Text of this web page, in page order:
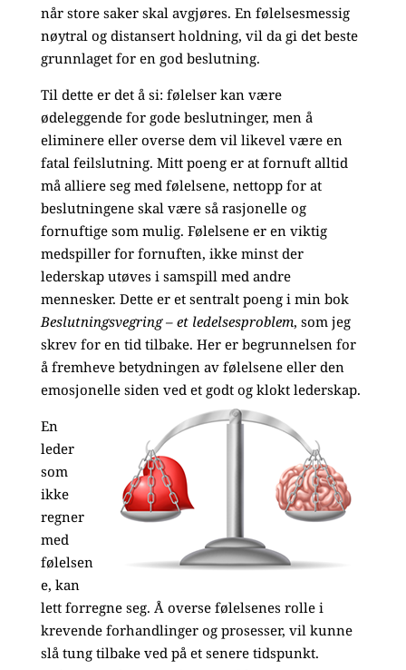
når store saker skal avgjøres. En følelsesmessig
nøytral og distansert holdning, vil da gi det beste
grunnlaget for en god beslutning.
Til dette er det å si: følelser kan være
ødeleggende for gode beslutninger, men å
eliminere eller overse dem vil likevel være en
fatal feilslutning. Mitt poeng er at fornuft alltid
må alliere seg med følelsene, nettopp for at
beslutningene skal være så rasjonelle og
fornuftige som mulig. Følelsene er en viktig
medspiller for fornuften, ikke minst der
lederskap utøves i samspill med andre
mennesker. Dette er et sentralt poeng i min bok
Beslutningsvegring – et ledelsesproblem, som jeg
skrev for en tid tilbake. Her er begrunnelsen for
å fremheve betydningen av følelsene eller den
emosjonelle siden ved et godt og klokt lederskap.
En
leder
som
ikke
regner
med
følelsen
e, kan
lett forregne seg. Å overse følelsenes rolle i
krevende forhandlinger og prosesser, vil kunne
slå tung tilbake ved på et senere tidspunkt.